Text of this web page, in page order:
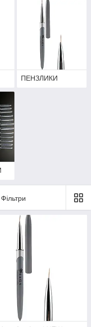
ПЕНЗЛИКИ
Фільтри